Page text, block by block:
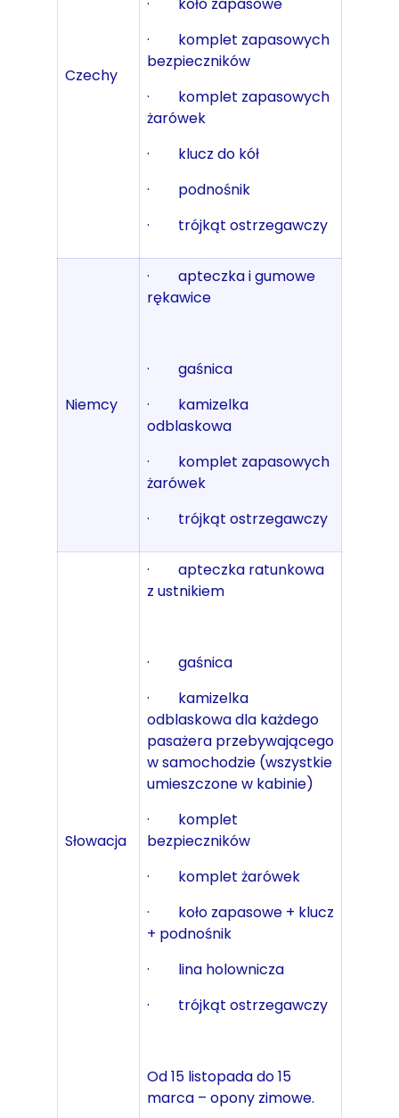
Czechy
· koło zapasowe
· komplet zapasowych
bezpieczników
· komplet zapasowych
żarówek
· klucz do kół
· podnośnik
· trójkąt ostrzegawczy
Niemcy
· apteczka i gumowe
rękawice
· gaśnica
· kamizelka
odblaskowa
· komplet zapasowych
żarówek
· trójkąt ostrzegawczy
Słowacja
· apteczka ratunkowa
z ustnikiem
· gaśnica
· kamizelka
odblaskowa dla każdego
pasażera przebywającego
w samochodzie (wszystkie
umieszczone w kabinie)
· komplet
bezpieczników
· komplet żarówek
· koło zapasowe + klucz
+ podnośnik
· lina holownicza
· trójkąt ostrzegawczy
Od 15 listopada do 15
marca – opony zimowe.